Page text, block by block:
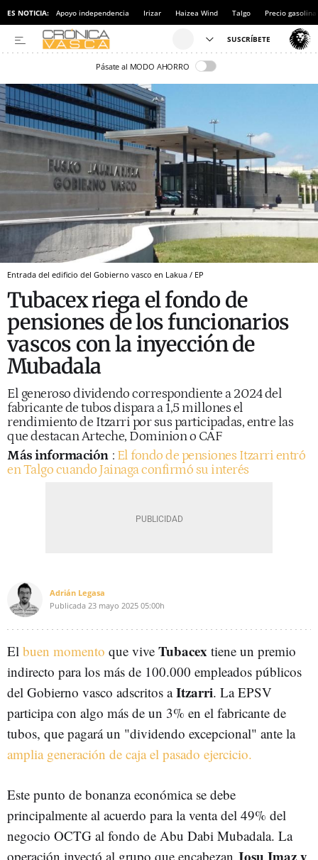
ES NOTICIA: Apoyo independencia Irizar Haizea Wind Talgo Precio gasolina
Pásate al MODO AHORRO
Entrada del edificio del Gobierno vasco en Lakua / EP
Tubacex riega el fondo de
pensiones de los funcionarios
vascos con la inyección de
Mubadala
El generoso dividendo correspondiente a 2024 del
fabricante de tubos dispara a 1,5 millones el
rendimiento de Itzarri por sus participadas, entre las
que destacan Arteche, Dominion o CAF
Más información : El fondo de pensiones Itzarri entró
en Talgo cuando Jainaga confirmó su interés
Adrián Legasa
Publicada 23 mayo 2025 05:00h
El buen momento que vive Tubacex tiene un premio
indirecto para los más de 100.000 empleados públicos
del Gobierno vasco adscritos aItzarri. La EPSV
participa con algo más de un 3% en el fabricante de
tubos, que pagará un "dividendo excepcional" ante la
amplia generación de caja el pasado ejercicio.
Este punto de bonanza económica se debe
principalmente al acuerdo para la venta del 49% del
negocio OCTG al fondo de Abu Dabi Mubadala. La
operación inyectó al grupo que encabezan Josu Imaz y